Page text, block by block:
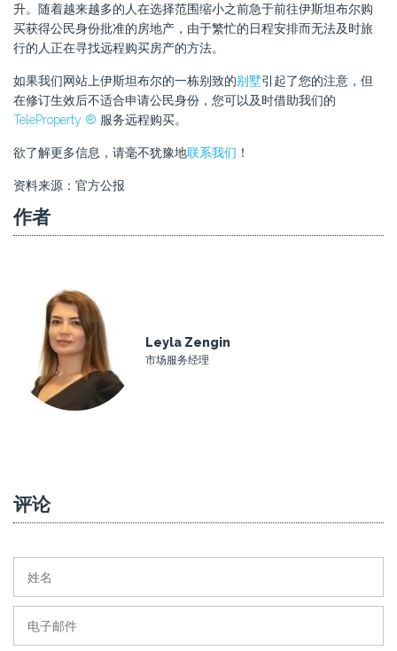
升。随着越来越多的人在选择范围缩小之前急于前往伊斯坦布尔购
买获得公民身份批准的房地产，由于繁忙的日程安排而无法及时旅
行的人正在寻找远程购买房产的方法。
如果我们网站上伊斯坦布尔的一栋别致的别墅引起了您的注意，但
在修订生效后不适合申请公民身份，您可以及时借助我们的
TeleProperty ® 服务远程购买。
欲了解更多信息，请毫不犹豫地联系我们 ！
资料来源：官方公报
作者
Leyla Zengin
市场服务经理
评论